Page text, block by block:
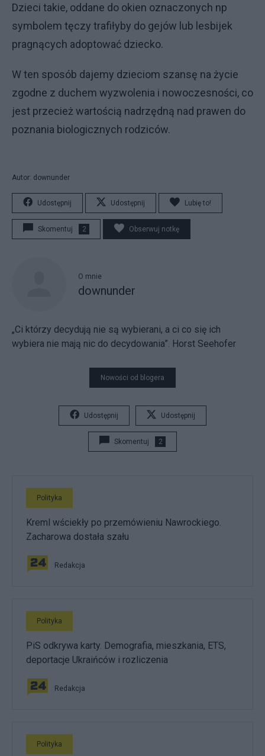
Dzieci takie, oddane do okien oznaczonych np
symbolem tęczy trafiłyby do gejów lub lesbijek
pragnących adoptować dziecko.
W ten sposób dajemy dzieciom szansę na życie
zgodne z duchem wyzwolenia i nowoczesności, co
jest przecież wartością nadrzędną nad prawen do
poznania biologicznych rodziców.
Autor: downunder
Udostępnij Udostępnij Lubię to!
Skomentuj 2 Obserwuj notkę
O mnie
downunder
„Ci którzy decydują nie są wybierani, a ci co się ich
wybiera nie mają nic do decydowania”. Horst Seehofer
Nowości od blogera
Udostępnij Udostępnij
Skomentuj 2
Polityka
Kreml wściekły po przemówieniu Nawrockiego.
Zacharowa dostała szału
Redakcja
Polityka
PiS odkrywa karty. Demografia, mieszkania, ETS,
deportacje Ukraińców i rozliczenia
Redakcja
Polityka